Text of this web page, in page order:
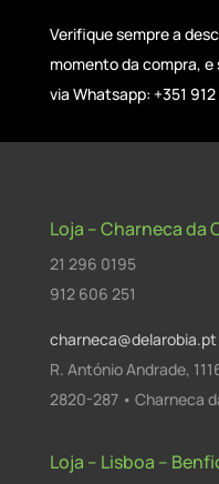
Verifique sempre a
momento da compra,
via Whatsapp: +351
Loja – Charneca da
21 296 0195
912 606 251
charneca@delarobia.pt
R. António Andrade,
2820-287 • Charneca
Loja – Lisboa –